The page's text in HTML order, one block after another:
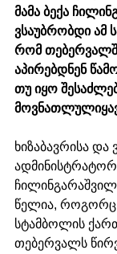
მამა ბექა
ვსაუბრობდი ამ
რომ
აპირებდნენ
თუ იყო
ხიზაბავრისა და
წელია,
სტამბოლის
თებერვალს